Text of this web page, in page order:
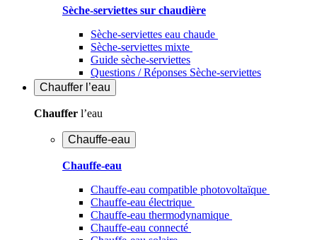
Sèche-serviettes sur chaudière
Sèche-serviettes eau chaude
Sèche-serviettes mixte
Guide sèche-serviettes
Questions / Réponses Sèche-serviettes
Chauffer l’eau
Chauffer l’eau
Chauffe-eau
Chauffe-eau
Chauffe-eau compatible photovoltaïque
Chauffe-eau électrique
Chauffe-eau thermodynamique
Chauffe-eau connecté